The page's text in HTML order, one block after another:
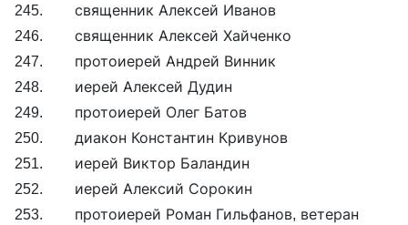
245. священник Алексей Иванов
246. священник Алексей Хайченко
247. протоиерей Андрей Винник
248. иерей Алексей Дудин
249. протоиерей Олег Батов
250. диакон Константин Кривунов
251. иерей Виктор Баландин
252. иерей Алексий Сорокин
253. протоиерей Роман Гильфанов, ветеран